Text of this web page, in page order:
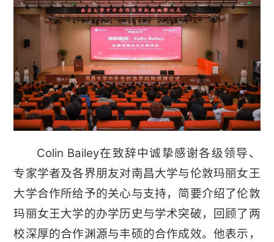
Colin Bailey在致辞中诚挚感谢各级领导、
专家学者及各界朋友对南昌大学与伦敦玛丽女王
大学合作所给予的关心与支持，简要介绍了伦敦
玛丽女王大学的办学历史与学术突破，回顾了两
校深厚的合作渊源与丰硕的合作成效。他表示，